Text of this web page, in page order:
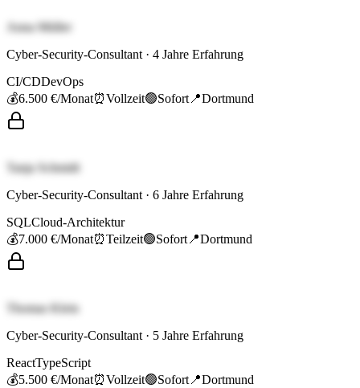
Anna Müller
Cyber-Security-Consultant · 4 Jahre Erfahrung
CI/CDDevOps
💰6.500 €/Monat⏰Vollzeit🟢Sofort 📍Dortmund
Tanja Schmidt
Cyber-Security-Consultant · 6 Jahre Erfahrung
SQLCloud-Architektur
💰7.000 €/Monat⏰Teilzeit🟢Sofort 📍Dortmund
Thomas Klein
Cyber-Security-Consultant · 5 Jahre Erfahrung
ReactTypeScript
💰5.500 €/Monat⏰Vollzeit🟢Sofort 📍Dortmund